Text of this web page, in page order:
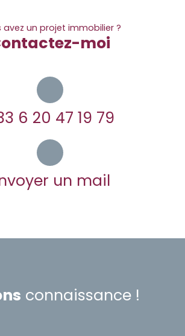
avez un projet immobilier ?
moi
6 20 47 19 79
un mail
connaissance !